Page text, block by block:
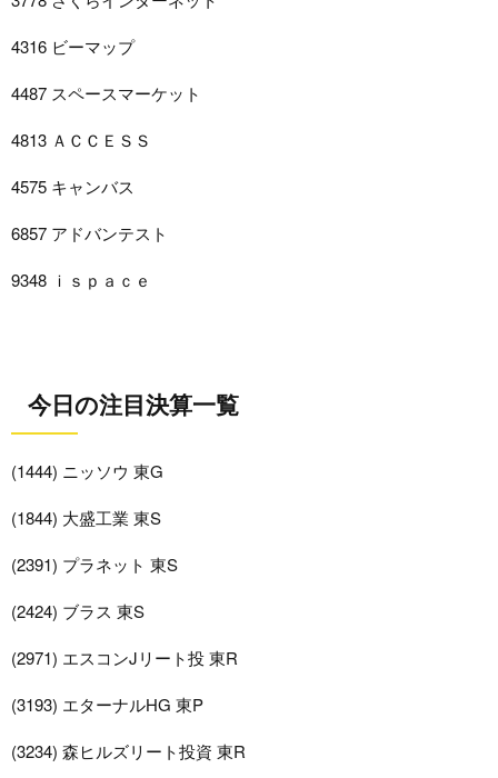
4316 ビーマップ
4487 スペースマーケット
4813 ＡＣＣＥＳＳ
4575 キャンバス
6857 アドバンテスト
9348 ｉｓｐａｃｅ
今日の注目決算一覧
(1444) ニッソウ 東G
(1844) 大盛工業 東S
(2391) プラネット 東S
(2424) ブラス 東S
(2971) エスコンJリート投 東R
(3193) エターナルHG 東P
(3234) 森ヒルズリート投資 東R